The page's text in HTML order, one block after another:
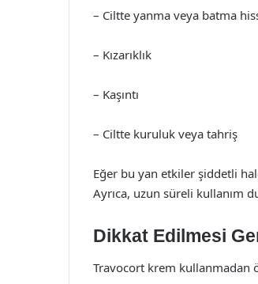
– Ciltte yanma veya batma
– Kızarıklık
– Kaşıntı
– Ciltte kuruluk veya tahriş
Eğer bu yan etkiler şiddetli
Ayrıca, uzun süreli kullanım
Dikkat Edilmesi
Travocort krem kullanmadan